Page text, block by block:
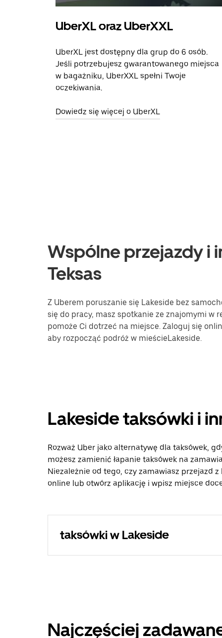
UberXL oraz UberXXL
UberXL jest dostępny dla grup do 6 osób.
Jeśli potrzebujesz gwarantowanego miejsca
w bagażniku, UberXXL spełni Twoje
oczekiwania.
Dowiedz się więcej o UberXL
Wspólne przejazdy i
Teksas
Z Uberem poruszanie się Lakeside bez
się do pracy, masz spotkanie ze znajomymi w
pomoże Ci dotrzeć na miejsce. Zaloguj się
aby rozpocząć podróż w mieścieLakeside.
Lakeside taksówki i
Rozważ Uber jako alternatywę dla taksówek,
możesz zamienić łapanie taksówek na
Niezależnie od tego, czy zamawiasz przejazd
online lub otwórz aplikację i wpisz miejsce
taksówki w Lakeside
Najczęściej